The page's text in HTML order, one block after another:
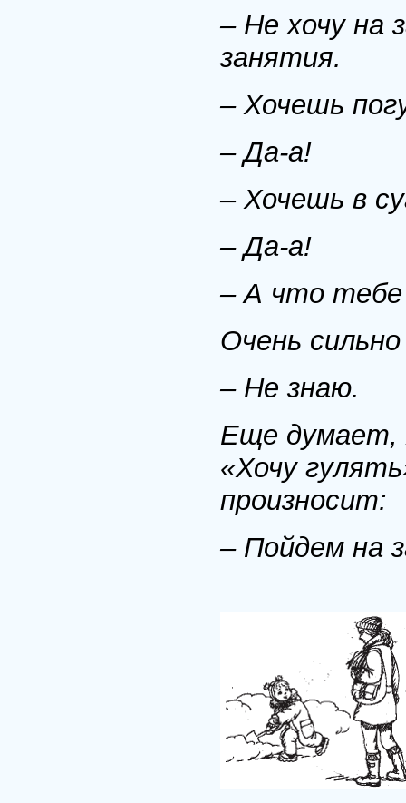
– Не хочу на
занятия.
– Хочешь
– Да-а!
– Хочешь в
– Да-а!
– А что
Очень
– Не знаю.
Еще думает,
«Хочу
произносит:
– Пойдем на